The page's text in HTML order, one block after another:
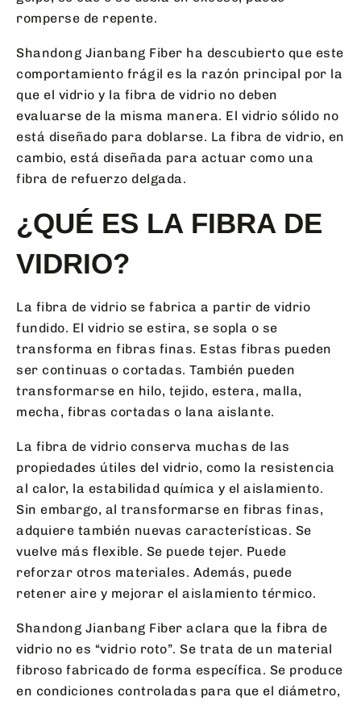
romperse de repente.
Shandong Jianbang Fiber ha descubierto que este
comportamiento frágil es la razón principal por la
que el vidrio y la fibra de vidrio no deben
evaluarse de la misma manera. El vidrio sólido no
está diseñado para doblarse. La fibra de vidrio, en
cambio, está diseñada para actuar como una
fibra de refuerzo delgada.
¿QUÉ ES LA FIBRA DE
VIDRIO?
La fibra de vidrio se fabrica a partir de vidrio
fundido. El vidrio se estira, se sopla o se
transforma en fibras finas. Estas fibras pueden
ser continuas o cortadas. También pueden
transformarse en hilo, tejido, estera, malla,
mecha, fibras cortadas o lana aislante.
La fibra de vidrio conserva muchas de las
propiedades útiles del vidrio, como la resistencia
al calor, la estabilidad química y el aislamiento.
Sin embargo, al transformarse en fibras finas,
adquiere también nuevas características. Se
vuelve más flexible. Se puede tejer. Puede
reforzar otros materiales. Además, puede
retener aire y mejorar el aislamiento térmico.
Shandong Jianbang Fiber aclara que la fibra de
vidrio no es “vidrio roto”. Se trata de un material
fibroso fabricado de forma específica. Se produce
en condiciones controladas para que el diámetro,